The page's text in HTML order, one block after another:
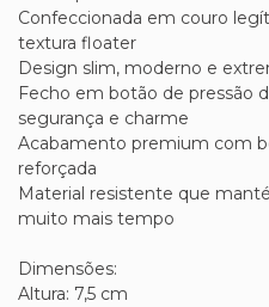
Confeccionada em couro
textura floater
Design slim, moderno e
Fecho em botão de pressão
segurança e charme
Acabamento premium com
reforçada
Material resistente que
muito mais tempo
Dimensões:
Altura: 7,5 cm